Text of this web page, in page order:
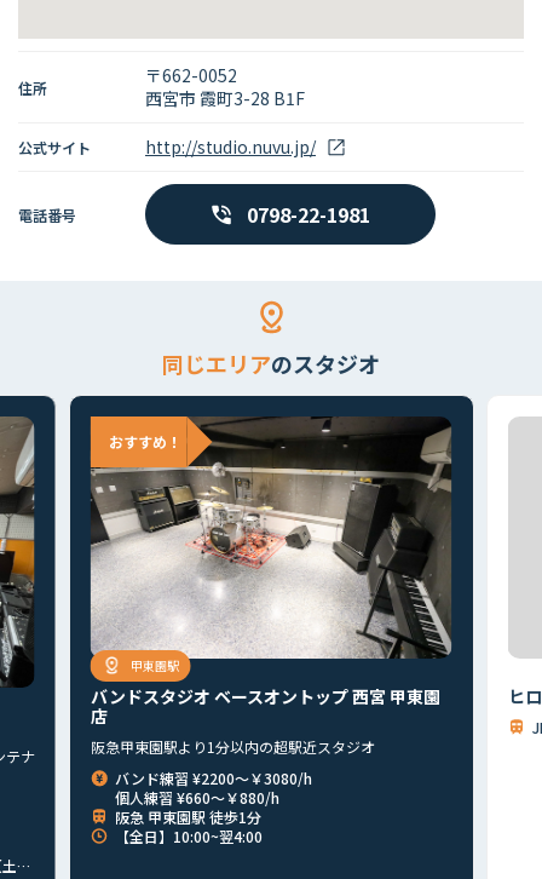
住所
〒662-0052
西宮市 霞町3-28 B1F
公式サイト http://studio.nuvu.jp/
電話番号 0798-22-1981
同じエリアのスタジオ
テナ
甲東園駅
バンドスタジオ ベースオントップ 西宮 甲東園
店
阪急甲東園駅より1分以内の超駅近スタジオ
バンド練習 ¥2200～￥3080/h
個人練習 ¥660～￥880/h
阪急 甲東園駅 徒歩1分
【全日】10:00~翌4:00
ヒ